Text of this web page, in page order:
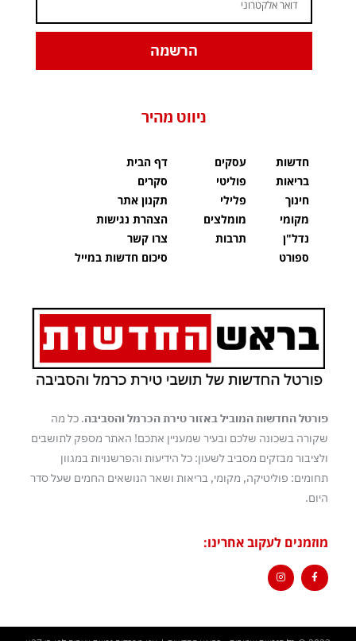
הרשמה
ניווט מהיר
חדשות
בריאות
חינוך
מקומי
נדל"ן
ספורט
עסקים
פוליטי
פלילי
מומלצים
תרבות
דף הבית
סקרים
תקנון אתר
הצהרת נגישות
צרו קשר
סיכום חדשות במייל
פורטל החדשות המוביל באזור טירת הכרמל והסביבה. כל מה
שקורה בשכונה שלכם ובעיר שמעניין אתכם! האתר מספק לתושבים
ולציבור מבזקים מסביב לשעון: כל הידיעות והפרשנויות במגוון
תחומים: פוליטיקה, מקומי, בריאות ושאר הנושאים החמים שעל סדר
היום.
מוזמנים לעקוב אחרינו: